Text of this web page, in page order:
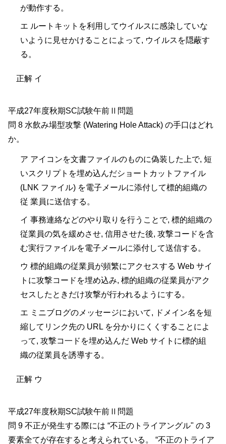
が動作する。
エ ルートキットを利用してウイルスに感染していな
いように見せかけることによって, ウイルスを隠蔽す
る。
正解 イ
平成27年度秋期SC試験午前Ⅱ問題
問 8 水飲み場型攻撃 (Watering Hole Attack) の手口はどれ
か。
ア アイコンを文書ファイルのものに偽装した上で, 短
いスクリプトを埋め込んだショートカットファイル
(LNK ファイル) を電子メールに添付して標的組織の
従 業員に送信する。
イ 事務連絡などのやり取りを行うことで, 標的組織の
従業員の気を緩めさせ, 信用させた後, 攻撃コードを含
む実行ファイルを電子メールに添付して送信する。
ウ 標的組織の従業員が頻繁にアクセスする Web サイ
トに攻撃コードを埋め込み, 標的組織の従業員がアク
セスしたときだけ攻撃が行われるようにする。
エ ミニブログのメッセージにおいて, ドメイン名を短
縮してリンク先の URL を分かりにくくすることによ
って, 攻撃コ一ドを埋め込んだ Web サイトに標的組
織の従業員を誘導する。
正解 ウ
平成27年度秋期SC試験午前Ⅱ問題
問 9 不正が発生する際には “不正のトライアングル" の 3
要素全てが存在すると考えられている。 “不正のトライア